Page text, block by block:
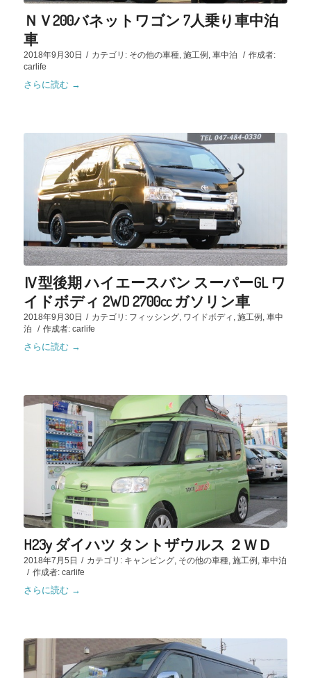
ＮＶ200バネットワゴン 7人乗り車中泊
車
2018年9月30日 / カテゴリ: その他の車種, 施工例 , 車中泊 / 作成者:
carlife
さらに読む →
Ⅳ型後期 ハイエースバン スーパーGL ワ
イドボディ 2WD 2700cc ガソリン車
2018年9月30日 / カテゴリ: フィッシング, ワイドボディ , 施工例 , 車中
泊
/ 作成者: carlife
さらに読む →
H23y ダイハツ タントザウルス ２ＷＤ
2018年7月5日 / カテゴリ: キャンピング, その他の車種, 施工例 , 車中泊
/ 作成者: carlife
さらに読む →